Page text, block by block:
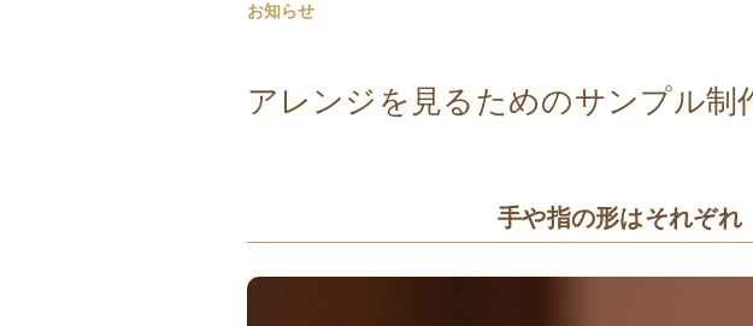
お知らせ
アレンジを見るためのサンプル制
手や指の形はそれぞれ